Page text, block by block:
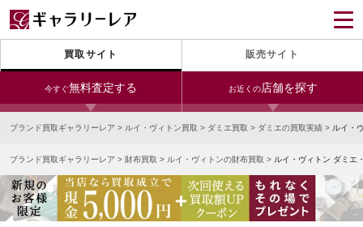
買取サイト 販売サイト
今すぐ無料査定する お近くの店舗を探す
24時間受付（対応時間10:00～19:00）
宅配買取を申し込む
無料の宅配キットをお届けします
銀座本店 青山表参道店 新宿東口店
小田急新宿店 LAB東京 名古屋大須店
ブランド買取ギャラリーレア > ルイ・ヴィトン買取 > ダミエ買取 > ダミエの買取実績 > ルイ・
ブランド買取ギャラリーレア > 財布買取 > ルイ・ヴィトンの財布買取 > ルイ・ヴィトン ダミエ